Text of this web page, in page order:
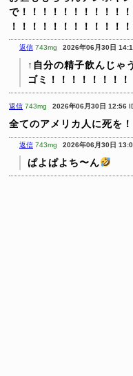
で！！！！！！！！！！
！！！！！！！！！！！
返信 743mg 2026年06月30日
↑自分の精子飲んじゃ
ゴミ！！！！！！！！
返信 743mg 2026年06月30日 12:56
全てのアメリカ人に死を！
返信 743mg 2026年06月30日
ぱよぱよち〜ん